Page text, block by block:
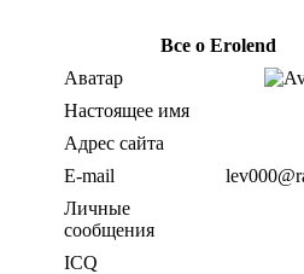
Все о Erolend
Аватар
Настоящее имя
Адрес сайта
E-mail
Личные
сообщения
ICQ